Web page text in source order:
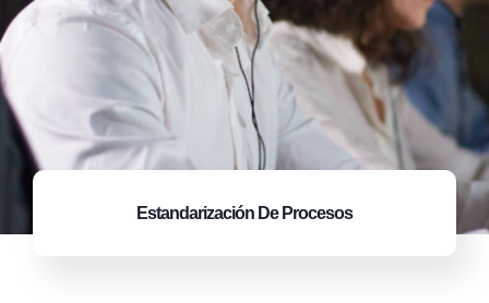
Estandarización De Procesos